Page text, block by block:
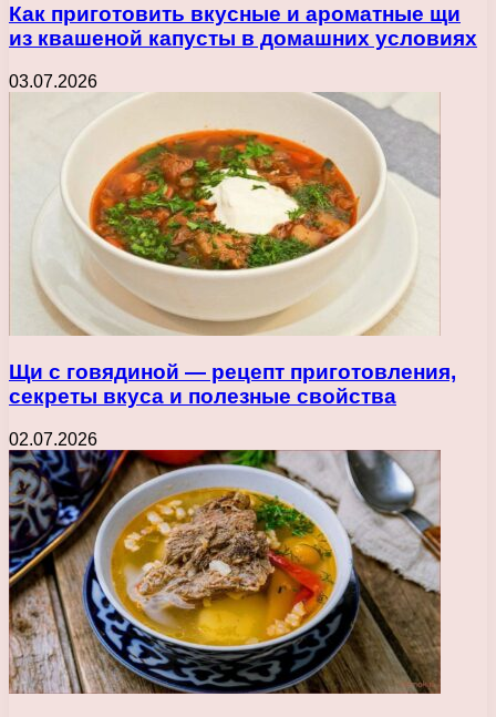
Как приготовить вкусные и ароматные щи
из квашеной капусты в домашних условиях
03.07.2026
Щи с говядиной — рецепт приготовления,
секреты вкуса и полезные свойства
02.07.2026